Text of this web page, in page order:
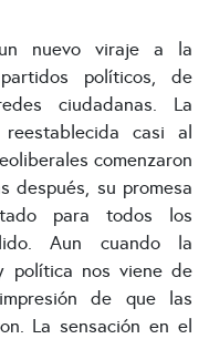
nuevo viraje a la
políticos, de
ciudadanas. La
casi al
comenzaron
después, su promesa
para todos los
Aun cuando la
política nos viene de
de que las
La sensación en el